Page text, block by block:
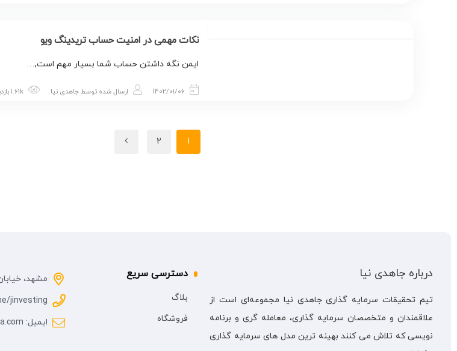
نکات مهمی در امنیت حساب تریدینگ ویو
ایمن نگه داشتن حساب شما بسیار مهم است,…
1402/01/06 ارسال شده توسطجاهدی نیا
1
2
درباره جاهدی نیا
تیم تحقیقات سرمایه گذاری جاهدی نیا مجموعه‌ای است از
علاقمندان و متخصصان سرمایه گذاری، معامله گری و برنامه
نویسی که تلاش می کنند بهینه ترین مدل های سرمایه گذاری
دسترسی سریع
بلاگ
فروشگاه
مشهد، خیابان
jinvesting
ایمیل: info@jahedinia.com